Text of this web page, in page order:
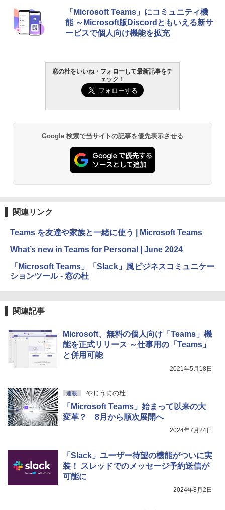
「Microsoft Teams」にコミュニティ機
能 ～Microsoft版Discordともいえる新サ
ービスで個人向け機能を拡充
窓の杜をいいね・フォローして最新記事をチ
ェック！
Google 検索で当サイトの記事を優先表示させる
関連リンク
Teams を友達や家族と一緒に使う | Microsoft Teams
What’s new in Teams for Personal | June 2024
「Microsoft Teams」「Slack」風ビジネスコミュニケー
ションツール - 窓の杜
関連記事
Microsoft、無料の個人向け「Teams」機
能を正式リリース ～仕事用の「Teams」
と併用可能
2021年5月18日
連載 やじうまの杜
「Microsoft Teams」始まって以来の大
変革？ 8月から順次展開へ
2024年7月24日
「Slack」ユーザー待望の機能がついに実
装！ スレッドでのメッセージ予約送信が
可能に
2024年8月2日